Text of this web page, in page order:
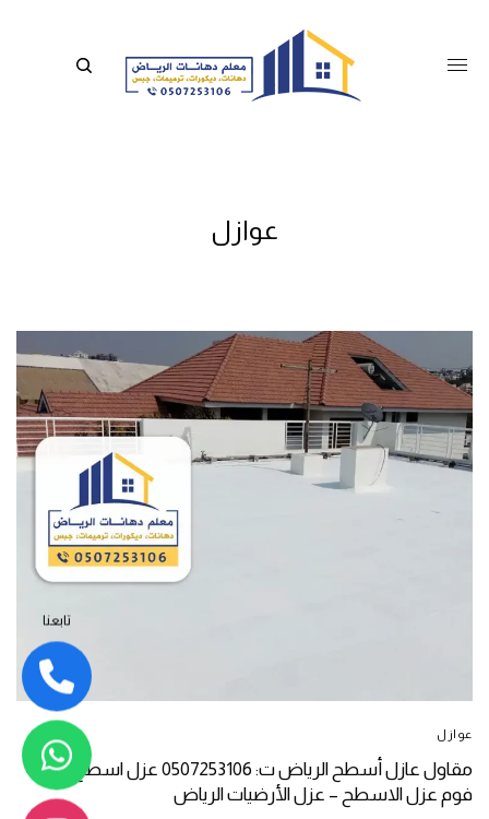
عوازل
عوازل
مقاول عازل أسطح الرياض ت: 0507253106 عزل اسطح مائي –
فوم عزل الاسطح – عزل الأرضيات الرياض
تابعنا